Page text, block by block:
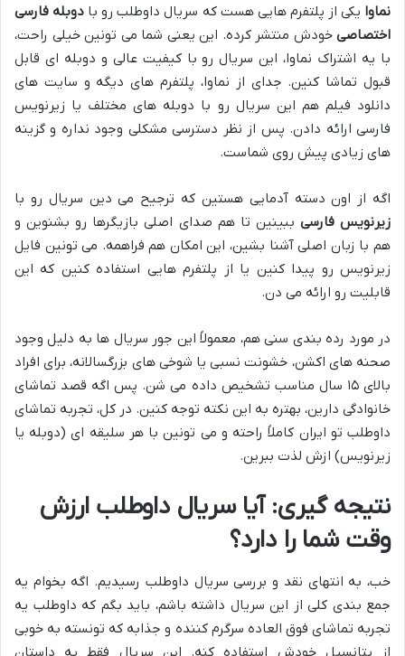
نماوا یکی از پلتفرم هایی هست که سریال داوطلب رو با دوبله فارسی
اختصاصی خودش منتشر کرده. این یعنی شما می تونین خیلی راحت،
با یه اشتراک نماوا، این سریال رو با کیفیت عالی و دوبله ای قابل
قبول تماشا کنین. جدای از نماوا، پلتفرم های دیگه و سایت های
دانلود فیلم هم این سریال رو با دوبله های مختلف یا زیرنویس
فارسی ارائه دادن. پس از نظر دسترسی مشکلی وجود نداره و گزینه
های زیادی پیش روی شماست.
اگه از اون دسته آدمایی هستین که ترجیح می دین سریال رو با
زیرنویس فارسی ببینین تا هم صدای اصلی بازیگرها رو بشنوین و
هم با زبان اصلی آشنا بشین، این امکان هم فراهمه. می تونین فایل
زیرنویس رو پیدا کنین یا از پلتفرم هایی استفاده کنین که این
قابلیت رو ارائه می دن.
در مورد رده بندی سنی هم، معمولاً این جور سریال ها به دلیل وجود
صحنه های اکشن، خشونت نسبی یا شوخی های بزرگسالانه، برای افراد
بالای ۱۵ سال مناسب تشخیص داده می شن. پس اگه قصد تماشای
خانوادگی دارین، بهتره به این نکته توجه کنین. در کل، تجربه تماشای
داوطلب تو ایران کاملاً راحته و می تونین با هر سلیقه ای (دوبله یا
زیرنویس) ازش لذت ببرین.
نتیجه گیری: آیا سریال داوطلب ارزش
وقت شما را دارد؟
خب، به انتهای نقد و بررسی سریال داوطلب رسیدیم. اگه بخوام یه
جمع بندی کلی از این سریال داشته باشم، باید بگم که داوطلب یه
تجربه تماشای فوق العاده سرگرم کننده و جذابه که تونسته به خوبی
از پتانسیل خودش استفاده کنه. این سریال فقط یه داستان